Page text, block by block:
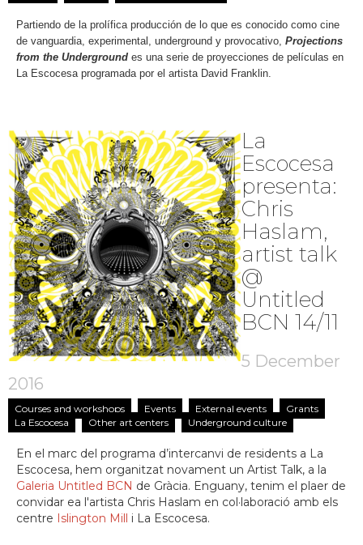
Partiendo de la prolífica producción de lo que es conocido como cine
de vanguardia, experimental, underground y provocativo, Projections
from the Underground es una serie de proyecciones de películas en
La Escocesa programada por el artista David Franklin.
La
Escocesa
presenta:
Chris
Haslam,
artist talk
@
Untitled
BCN 14/11
5 December
2016
Courses and workshops Events External events
Grants
La Escocesa
Other art centers Underground culture
En el marc del programa d’intercanvi de residents a La
Escocesa, hem organitzat novament un Artist Talk, a la
Galeria Untitled BCN de Gràcia. Enguany, tenim el plaer de
convidar ea l'artista Chris Haslam en col·laboració amb els
centre Islington Mill i La Escocesa.